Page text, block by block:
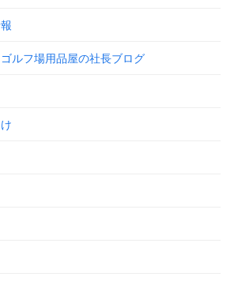
ルフ場用品屋の社長ブログ